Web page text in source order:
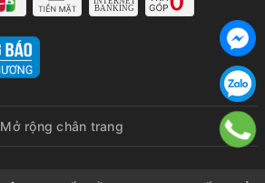
Mở rộng chân trang